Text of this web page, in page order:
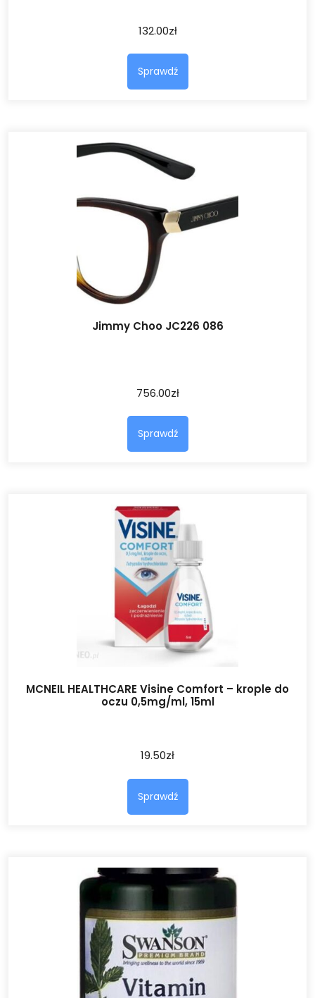
132.00zł
Sprawdź
Jimmy Choo JC226 086
756.00zł
Sprawdź
MCNEIL HEALTHCARE Visine Comfort – krople do
oczu 0,5mg/ml, 15ml
19.50zł
Sprawdź